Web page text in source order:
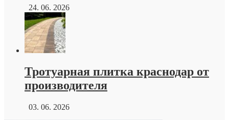
24. 06. 2026
Тротуарная плитка краснодар от
производителя
03. 06. 2026